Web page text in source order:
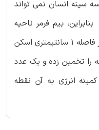
سینه انسان نمی تواند
باشد. بنابراین، بیم فرمر ناحیه
کل سینه را با تمرکز بر هر نقطه در فاصله 1 سانتیمتری اسکن
را تخمین زده و یک عدد
و کمینه انرژی به آن نقطه